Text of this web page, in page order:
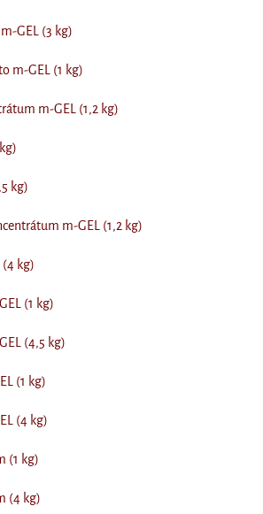
GEL (3 kg)
m-GEL (1 kg)
m-GEL (1,2 kg)
kg)
m-GEL (1,2 kg)
(4 kg)
(1 kg)
(4,5 kg)
(1 kg)
(4 kg)
(1 kg)
(4 kg)